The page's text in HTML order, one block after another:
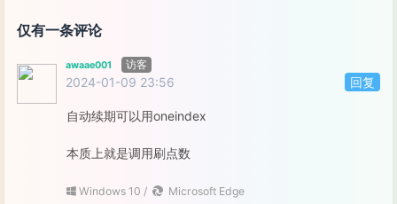
登录
仅有一条评论
awaae001 访客
2024-01-09 23:56 回复
自动续期可以用oneindex
本质上就是调用刷点数
Windows 10 / Microsoft Edge